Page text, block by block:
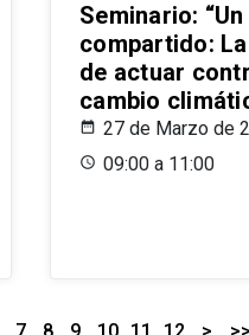
Seminario:
compartido:
de actuar
cambio
27 de Marzo de
09:00 a 11:00